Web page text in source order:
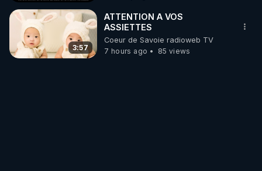
3:57
ATTENTION A VOS
ASSIETTES
Coeur de Savoie radioweb TV
7 hours ago
85 views